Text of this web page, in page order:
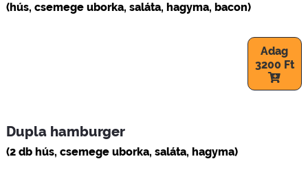
(hús, csemege uborka, saláta, hagyma, bacon)
Adag
3200 Ft
Dupla hamburger
(2 db hús, csemege uborka, saláta, hagyma)